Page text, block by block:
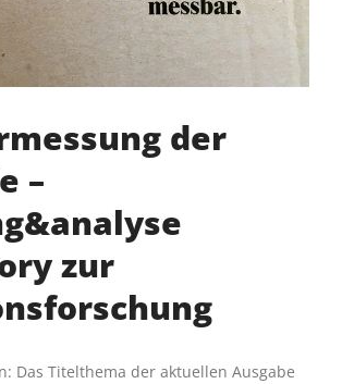
der
–
zur
Das Titelthema der aktuellen Ausgabe